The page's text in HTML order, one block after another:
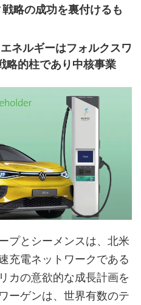
略の成功を裏付けるも
ネルギーはフォルクスワ
略的柱であり中核事業
プとシーメンスは、北米
充電ネットワークである
カの意欲的な成長計画を
ーゲンは、世界有数のテ